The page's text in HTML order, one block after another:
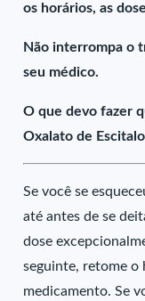
os horários, as
Não interrompa o
seu médico.
O que devo fazer
Oxalato de
Se você se
até antes de se
dose
seguinte, retome o
medicamento. Se